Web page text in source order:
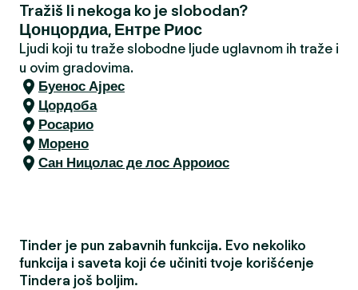
Tražiš li nekoga ko je slobodan?
Цонцордиа, Ентре Риос
Ljudi koji tu traže slobodne ljude uglavnom ih traže i
u ovim gradovima.
Буенос Ајрес
Цордоба
Росарио
Морено
Сан Ницолас де лос Арроиос
Tinder je pun zabavnih funkcija. Evo nekoliko
funkcija i saveta koji će učiniti tvoje korišćenje
Tindera još boljim.